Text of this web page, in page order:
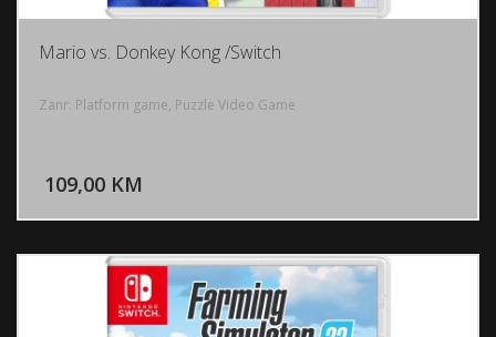
Mario vs. Donkey Kong /Switch
Zanr: Platform game, Puzzle Video Game
109,00 KM